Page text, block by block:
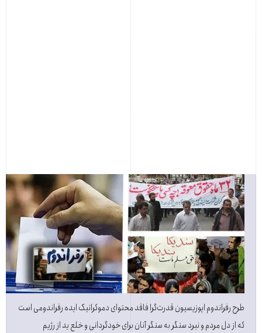
طرح رفراندوم اپوزیسیون قدرت‌گرا فاقد محتوای دموکراتیک ایده رفراندومی است
که از دل مردم و نبرد سنگر به سنگر آنان برای خودگردانی و خلع ید از رژیم